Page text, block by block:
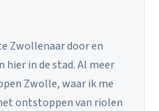
Zwollenaar door en
hier in de stad. Al meer
Zwolle, waar ik me
ontstoppen van riolen